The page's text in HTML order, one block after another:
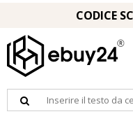
CODICE